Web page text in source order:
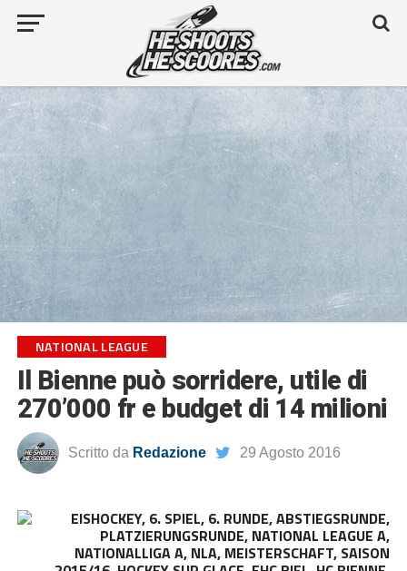
NATIONAL LEAGUE
Il Bienne può sorridere, utile di
270’000 fr e budget di 14 milioni
Scritto da Redazione 29 Agosto 2016